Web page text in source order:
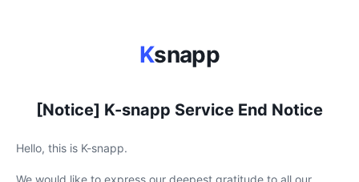
Ksnapp
[Notice] K-snapp Service End Notice
Hello, this is K-snapp.
We would like to express our deepest gratitude to all our